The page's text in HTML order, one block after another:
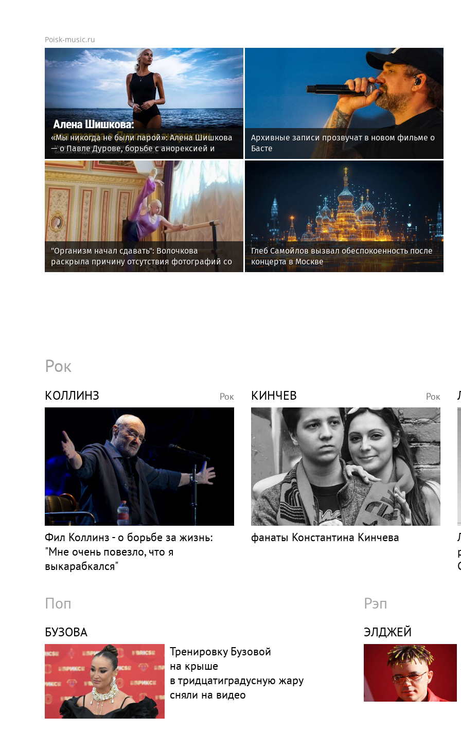
Poisk-music.ru
«Мы никогда не были парой»: Алена Шишкова
— о Павле Дурове, борьбе с анорексией и
помощи Тимати
Архивные записи прозвучат в новом фильме о
Басте
"Организм начал сдавать": Волочкова
раскрыла причину отсутствия фотографий со
шпагатами
Глеб Самойлов вызвал обеспокоенность после
концерта в Москве
Рок
КОЛЛИНЗ Рок
Фил Коллинз - о борьбе за жизнь:
"Мне очень повезло, что я
выкарабкался"
КИНЧЕВ Рок
фанаты Константина Кинчева
Поп
БУЗОВА
Тренировку Бузовой
на крыше
в тридцатиградусную жару
сняли на видео
Рэп
ЭЛДЖЕЙ